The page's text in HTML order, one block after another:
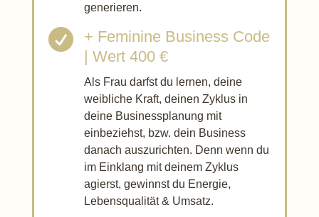
generieren.

+ Feminine Business Code
| Wert 400 €
Als Frau darfst du lernen, deine
weibliche Kraft, deinen Zyklus in
deine Businessplanung mit
einbeziehst, bzw. dein Business
danach auszurichten. Denn wenn du
im Einklang mit deinem Zyklus
agierst, gewinnst du Energie,
Lebensqualität & Umsatz.